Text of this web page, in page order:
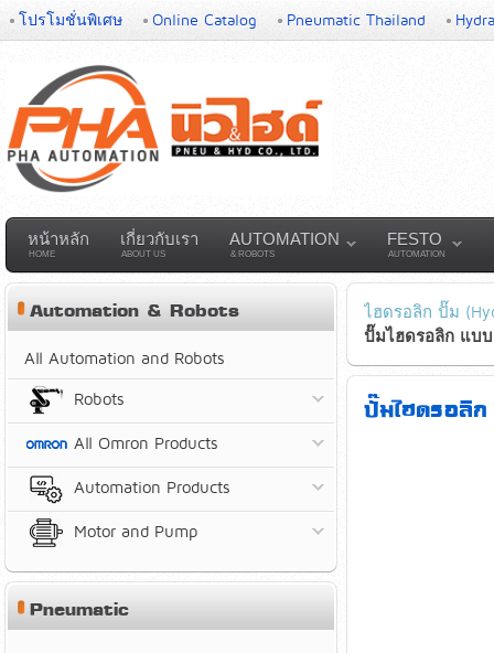
โปรโมชั่นพิเศษ Online Catalog Pneumatic Thailand
หน้าหลัก
HOME
เกี่ยวกับเรา
ABOUT US
AUTOMATION
& ROBOTS
FESTO
AUTOMATION
ไฮดรอลิก ปั๊ม
ปั๊มไฮดรอลิก แบ
ปั๊มไฮดรอ
Automation & Robots
All Automation and Robots
Robots
All Omron Products
Automation Products
Motor and Pump
Pneumatic